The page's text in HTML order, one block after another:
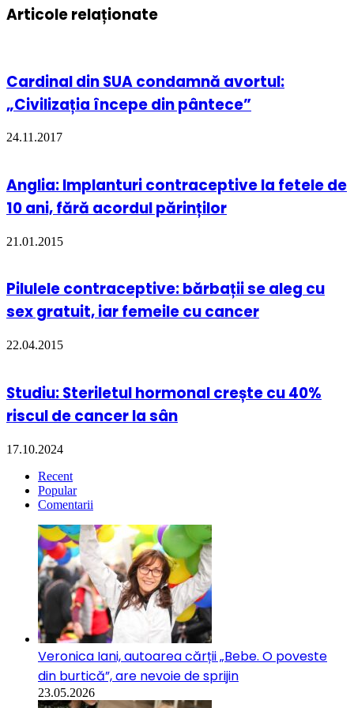
Articole relaționate
Cardinal din SUA condamnă avortul:
„Civilizația începe din pântece”
24.11.2017
Anglia: Implanturi contraceptive la fetele de
10 ani, fără acordul părinților
21.01.2015
Pilulele contraceptive: bărbații se aleg cu
sex gratuit, iar femeile cu cancer
22.04.2015
Studiu: Steriletul hormonal crește cu 40%
riscul de cancer la sân
17.10.2024
Recent
Popular
Comentarii
Veronica Iani, autoarea cărții „Bebe. O poveste
din burtică”, are nevoie de sprijin
23.05.2026